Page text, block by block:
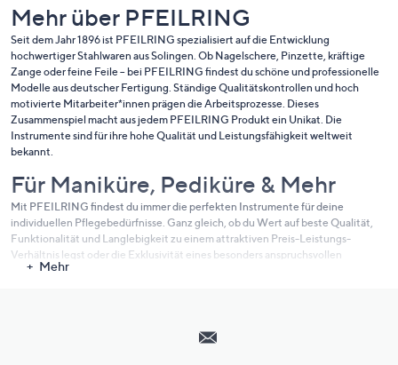
Mehr über PFEILRING
Seit dem Jahr 1896 ist PFEILRING spezialisiert auf die Entwicklung
hochwertiger Stahlwaren aus Solingen. Ob Nagelschere, Pinzette, kräftige
Zange oder feine Feile – bei PFEILRING findest du schöne und professionelle
Modelle aus deutscher Fertigung. Ständige Qualitätskontrollen und hoch
motivierte Mitarbeiter*innen prägen die Arbeitsprozesse. Dieses
Zusammenspiel macht aus jedem PFEILRING Produkt ein Unikat. Die
Instrumente sind für ihre hohe Qualität und Leistungsfähigkeit weltweit
bekannt.
Für Maniküre, Pediküre & Mehr
Mit PFEILRING findest du immer die perfekten Instrumente für deine
individuellen Pflegebedürfnisse. Ganz gleich, ob du Wert auf beste Qualität,
Funktionalität und Langlebigkeit zu einem attraktiven Preis-Leistungs-
Verhältnis legst oder die Exklusivität eines besonders anspruchsvollen
Pflegeerlebnisses suchst.
Mehr